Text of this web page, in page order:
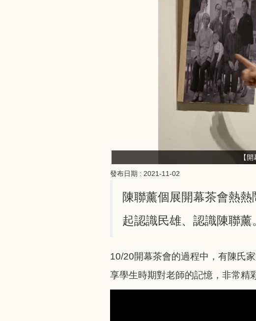
【
發布日期 : 2021-11-02
陳聯薰個展開幕茶會熱
起認識民雄、認識陳聯薰
10/20開幕茶會的過程中，有陳氏
享學生時期對老師的記憶，非常精